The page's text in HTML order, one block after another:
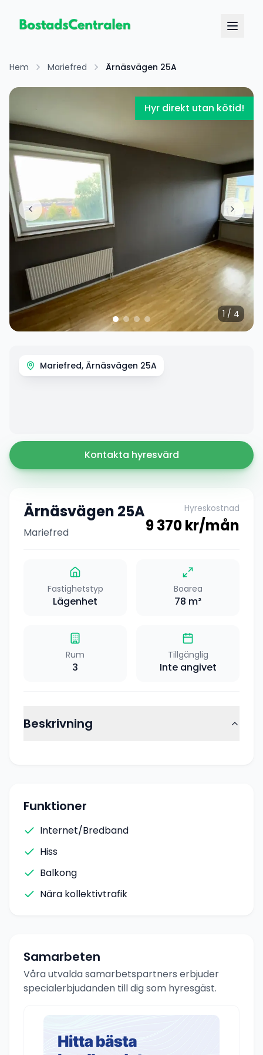
Hem Mariefred Ärnäsvägen 25A
Hyr direkt utan kötid!
1 / 4
Mariefred, Ärnäsvägen 25A
Kontakta hyresvärd
Ärnäsvägen 25A
Mariefred
Hyreskostnad
9 370kr/mån
Fastighetstyp
Lägenhet
Boarea
78 m²
Rum
3
Tillgänglig
Inte angivet
Beskrivning
Funktioner
Internet/Bredband
Hiss
Balkong
Nära kollektivtrafik
Samarbeten
Våra utvalda samarbetspartners erbjuder
specialerbjudanden till dig som hyresgäst.